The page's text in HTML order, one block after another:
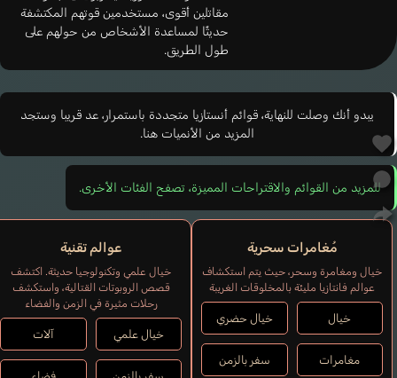
مقاتلين أقوى، مستخدمين قوتهم المكتشفة
حديثًا لمساعدة الأشخاص من حولهم على
طول الطريق.
يبدو أنك وصلت للنهاية، قوائم أنستازيا متجددة باستمرار، عد قريبا وستجد
المزيد من الأنميات هنا.
للمزيد من القوائم والاقتراحات المميزة، تصفح الفئات الأخرى.
مُغامرات سحرية
خيال ومغامرة وسحر، حيث يتم استكشاف
عوالم فانتازيا مليئة بالمخلوقات الغريبة
خيال خيال حضري
مغامرات سفر بالزمن
عوالم تقنية
خيال علمي وتكنولوجيا حديثة. اكتشف
قصص الروبوتات القتالية، واستكشف
رحلات مثيرة في الزمن والفضاء
خيال علمي آلات